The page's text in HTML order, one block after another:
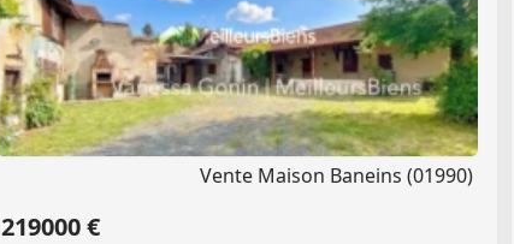
Vente Maison Baneins (01990)
219000 €